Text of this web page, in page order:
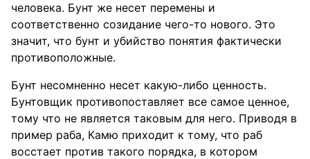
человека. Бунт же несет перемены и
соответственно созидание чего-то нового. Это
значит, что бунт и убийство понятия фактически
противоположные.
Бунт несомненно несет какую-либо ценность.
Бунтовщик противопоставляет все самое ценное,
тому что не является таковым для него. Приводя в
пример раба, Камю приходит к тому, что раб
восстает против такого порядка, в котором